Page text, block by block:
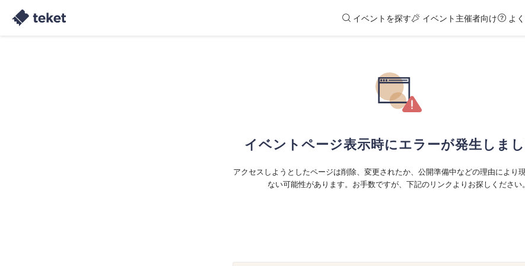
イベントを探す イベント主催者向け よ
イベントページ表示時にエラーが発生しまし
アクセスしようとしたページは削除、変更されたか、公開準備中などの理由により
ない可能性があります。お手数ですが、下記のリンクよりお探しください。